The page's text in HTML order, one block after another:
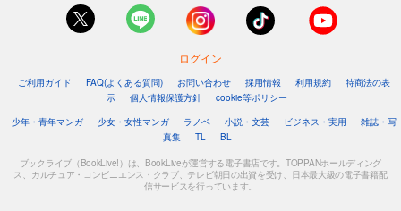
ログイン
ご利用ガイド FAQ(よくある質問) お問い合わせ 採用情報 利用規約
特商法の表
示
個人情報保護方針
cookie等ポリシー
少年・青年マンガ
少女・女性マンガ ラノベ 小説・文芸 ビジネス・実用
雑誌・写
真集
TL BL
ブックライブ（BookLive!）は、BookLiveが運営する電子書店です。TOPPANホールディング
ス、カルチュア・コンビニエンス・クラブ、テレビ朝日の出資を受け、日本最大級の電子書籍配
信サービスを行っています。